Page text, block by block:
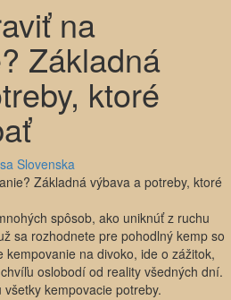
na
Základná
ktoré
Slovenska
spôsob, ako uniknúť z ruchu
sa rozhodnete pre pohodlný kemp so
na divoko, ide o zážitok,
oslobodí od reality všedných dní.
kempovacie potreby.